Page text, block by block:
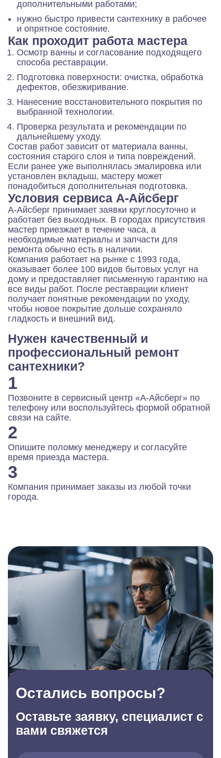
дополнительными работами;
нужно быстро привести сантехнику в рабочее
и опрятное состояние.
Как проходит работа мастера
Осмотр ванны и согласование подходящего
способа реставрации.
Подготовка поверхности: очистка, обработка
дефектов, обезжиривание.
Нанесение восстановительного покрытия по
выбранной технологии.
Проверка результата и рекомендации по
дальнейшему уходу.
Состав работ зависит от материала ванны,
состояния старого слоя и типа повреждений.
Если ранее уже выполнялась эмалировка или
установлен вкладыш, мастеру может
понадобиться дополнительная подготовка.
Условия сервиса А-Айсберг
А-Айсберг принимает заявки круглосуточно и
работает без выходных. В городах присутствия
мастер приезжает в течение часа, а
необходимые материалы и запчасти для
ремонта обычно есть в наличии.
Компания работает на рынке с 1993 года,
оказывает более 100 видов бытовых услуг на
дому и предоставляет письменную гарантию на
все виды работ. После реставрации клиент
получает понятные рекомендации по уходу,
чтобы новое покрытие дольше сохраняло
гладкость и внешний вид.
Нужен качественный и
профессиональный ремонт
сантехники?
1
Позвоните в сервисный центр «А-Айсберг» по
телефону или воспользуйтесь формой обратной
связи на сайте.
2
Опишите поломку менеджеру и согласуйте
время приезда мастера.
3
Компания принимает заказы из любой точки
города.
Остались вопросы?
Оставьте заявку, специалист с
вами свяжется